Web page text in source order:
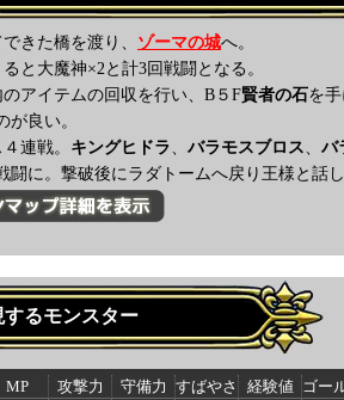
きた橋を渡り、 ゾーマの城へ。
と大魔神×2と計3回戦闘となる。
アイテムの回収を行い、B５F賢者の石を
が良い。
連戦。 キングヒドラ 、 バラモスブロス、 バ
闘に。撃破後にラダトームへ戻り王様と話
するモンスター
MP 攻撃力 守備力 すばやさ 経験値 ゴー